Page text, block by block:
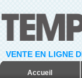
VENTE EN LIGNE
Accueil